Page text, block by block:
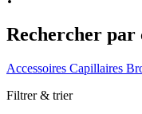
Rechercher par
Accessoires Capillaires
Filtrer & trier